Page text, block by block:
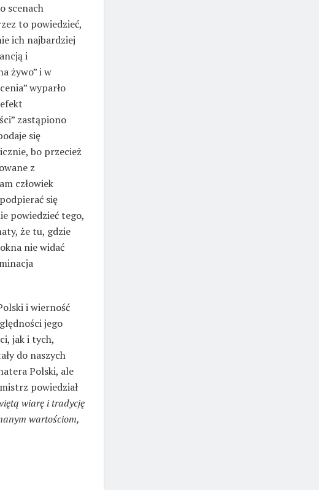
scenach
to powiedzieć,
ich najbardziej
i
żywo” i w
wyparło
zastąpiono
się
bo przecież
z
człowiek
się
powiedzieć tego,
że tu, gdzie
nie widać
i wierność
jego
jak i tych,
do naszych
Polski, ale
powiedział
wiarę i tradycję
wartościom,